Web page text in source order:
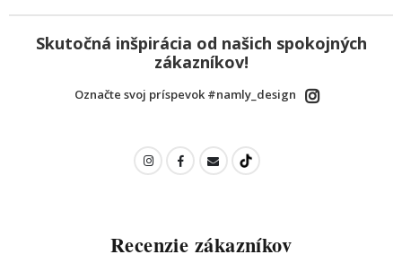
Skutočná inšpirácia od našich spokojných
zákazníkov!
Označte svoj príspevok #namly_design
Recenzie zákazníkov